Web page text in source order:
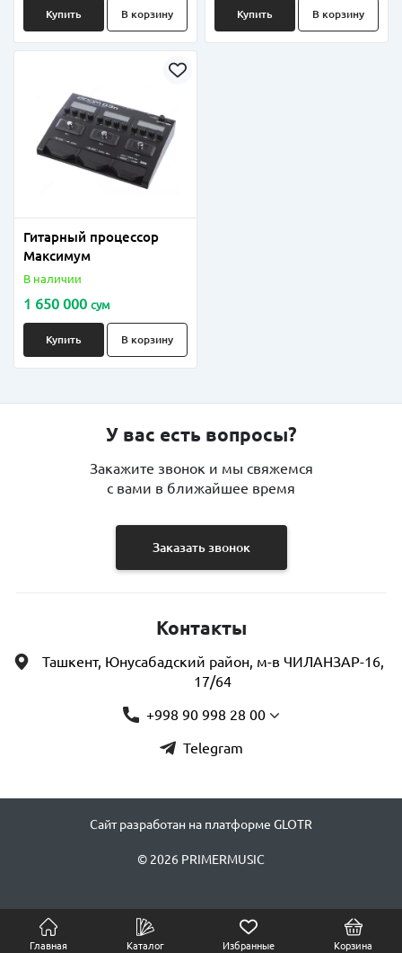
Купить В корзину Купить В корзину
Гитарный процессор
Максимум
В наличии
1 650 000 сум
Купить В корзину
У вас есть вопросы?
Закажите звонок и мы свяжемся
с вами в ближайшее время
Заказать звонок
Контакты
Ташкент, Юнусабадский район, м-в ЧИЛАНЗАР-16,
17/64
+998 90 998 28 00
Telegram
Сайт разработан на платформе GLOTR
© 2026 PRIMERMUSIC
Главная Каталог Избранные Корзина